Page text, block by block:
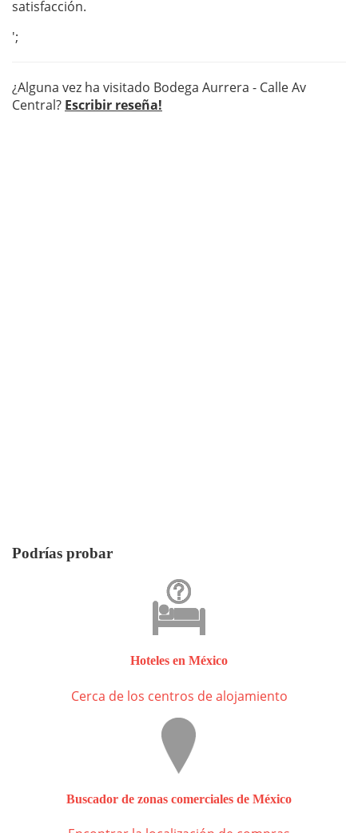
satisfacción.
';
¿Alguna vez ha visitado Bodega Aurrera - Calle Av
Central? Escribir reseña!
Podrías probar
Hoteles en México
Cerca de los centros de alojamiento
Buscador de zonas comerciales de México